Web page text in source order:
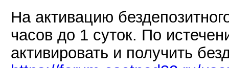
На активацию
часов до 1 суток. По
активировать и получить